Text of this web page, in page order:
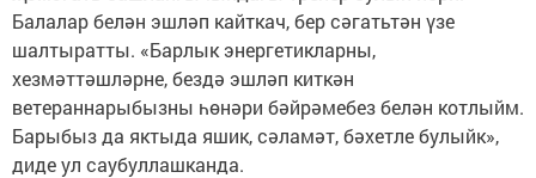
Балалар белән эшләп кайткач, бер сәгатьтән үзе
шалтыратты. «Барлык энергетикларны,
хезмәттәшләрне, бездә эшләп киткән
ветераннарыбызны һөнәри бәйрәмебез белән котлыйм.
Барыбыз да яктыда яшик, сәламәт, бәхетле булыйк»,
диде ул саубуллашканда.